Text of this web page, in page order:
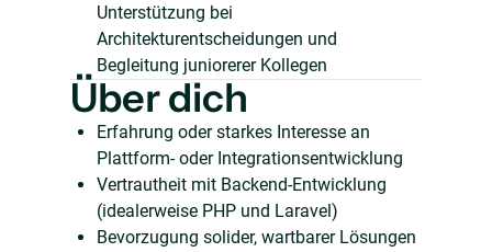
Unterstützung bei
Architekturentscheidungen und
Begleitung juniorerer Kollegen
Über dich
Erfahrung oder starkes Interesse an
Plattform- oder Integrationsentwicklung
Vertrautheit mit Backend-Entwicklung
(idealerweise PHP und Laravel)
Bevorzugung solider, wartbarer Lösungen